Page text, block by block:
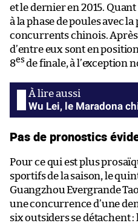
et le dernier en 2015. Quant
à la phase de poules avec
concurrents chinois.
d’entre eux sont en
8es de finale, à l’exception
Wu Lei, le Maradona
Pas de pronostics
Pour ce qui est plus
sportifs de la saison, le
Guangzhou Evergrande
une concurrence d’une
six outsiders se détachent :